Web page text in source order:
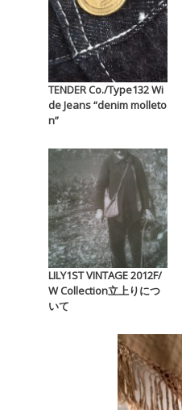
TENDER Co./Type132 Wi
de Jeans “denim molleto
n”
LILY1ST VINTAGE 2012F/
W Collection立上りにつ
いて